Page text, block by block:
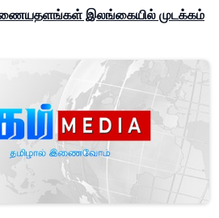
இணையதளங்கள் இலங்கையில் முடக்கம்